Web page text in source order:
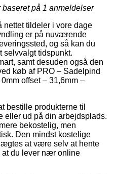
på 1 anmeldelser
nettet tildeler i vore dage
er på nuværende
og så kan du
selvvalgt tidspunkt.
samt desuden også den
køb af PRO – Sadelpind
offset – 31,6mm –
bestille produkterne til
eller ud på din arbejdsplads.
bekostelig, men
Den mindst kostelige
at være selv at hente
at du lever nær online